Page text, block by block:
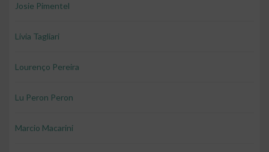
Josie Pimentel
Livia Tagliari
Lourenço Pereira
Lu Peron Peron
Marcio Macarini